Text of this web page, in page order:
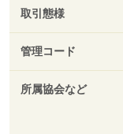
取引態様
管理コード
所属協会など